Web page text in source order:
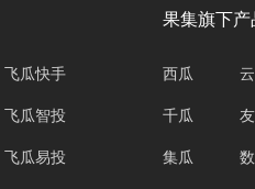
飞瓜快手
飞瓜智投
飞瓜易投
果集旗下产
西瓜
千瓜
集瓜